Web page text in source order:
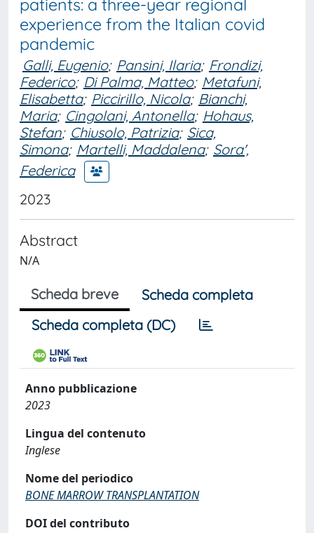
patients: a three-year regional
experience from the Italian covid
pandemic
Galli, Eugenio; Pansini, Ilaria; Frondizi,
Federico; Di Palma, Matteo; Metafuni,
Elisabetta; Piccirillo, Nicola; Bianchi,
Maria; Cingolani, Antonella; Hohaus,
Stefan; Chiusolo, Patrizia; Sica,
Simona; Martelli, Maddalena; Sora',
Federica
2023
Abstract
N/A
Scheda breve
Scheda completa
Scheda completa (DC)
Anno pubblicazione
2023
Lingua del contenuto
Inglese
Nome del periodico
BONE MARROW TRANSPLANTATION
DOI del contributo